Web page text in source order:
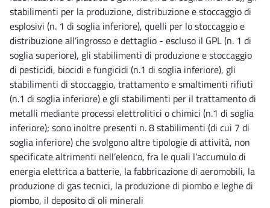
stabilimenti per la produzione, distribuzione e stoccaggio di
esplosivi (n. 1 di soglia inferiore), quelli per lo stoccaggio e
distribuzione all’ingrosso e dettaglio - escluso il GPL (n. 1 di
soglia superiore), gli stabilimenti di produzione e stoccaggio
di pesticidi, biocidi e fungicidi (n.1 di soglia inferiore), gli
stabilimenti di stoccaggio, trattamento e smaltimenti rifiuti
(n.1 di soglia inferiore) e gli stabilimenti per il trattamento di
metalli mediante processi elettrolitici o chimici (n.1 di soglia
inferiore); sono inoltre presenti n. 8 stabilimenti (di cui 7 di
soglia inferiore) che svolgono altre tipologie di attività, non
specificate altrimenti nell’elenco, fra le quali l’accumulo di
energia elettrica a batterie, la fabbricazione di aeromobili, la
produzione di gas tecnici, la produzione di piombo e leghe di
piombo, il deposito di oli minerali